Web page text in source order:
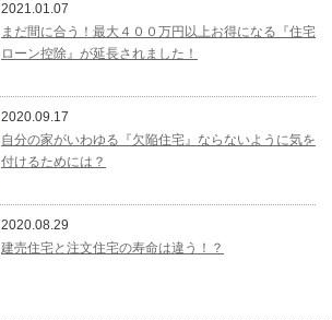
2021.01.07
まだ間に合う！最大４００万円以上お得になる『住宅
ローン控除』が延長されました！
2020.09.17
自分の家がいわゆる『欠陥住宅』ならないように気を
付けるためには？
2020.08.29
建売住宅と注文住宅の寿命は違う！？